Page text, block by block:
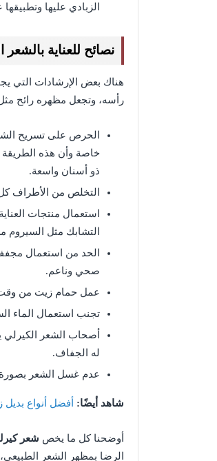
الزبادي عليها
نصائح للعناية بالشعر
هناك بعض الإرشادات التي
رأسه، وتجعل مظهره رائح
الحرص على تسريح
خاصة وأن هذه
ذو أسنان واسعة.
التخلص من الأطراف
استعمال منتجات
التشابك مثل السيروم
الحد من استعمال
صحي وناعم.
عمل حمام زيت من وقت
تجنب استعمال الماء
أصحاب الشعر
له الجفاف.
عدم غسل الشعر بصورة
شاهد أيضًا: أفضل أنواع بديل
أوضحنا كل ما يخص شعر
الرضا بمظهر الشعر